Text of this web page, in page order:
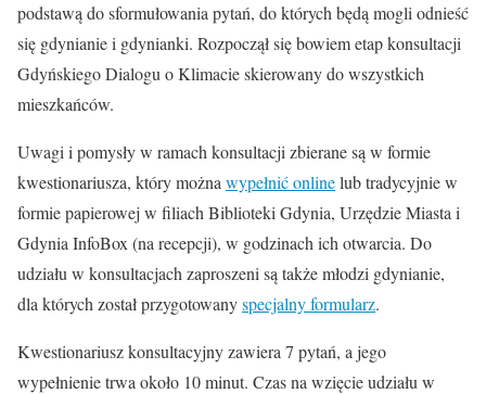
podstawą do sformułowania pytań, do których będą mogli odnieść
się gdynianie i gdynianki. Rozpoczął się bowiem etap konsultacji
Gdyńskiego Dialogu o Klimacie skierowany do wszystkich
mieszkańców.
Uwagi i pomysły w ramach konsultacji zbierane są w formie
kwestionariusza, który można wypełnić onlinelub tradycyjnie w
formie papierowej w filiach Biblioteki Gdynia, Urzędzie Miasta i
Gdynia InfoBox (na recepcji), w godzinach ich otwarcia. Do
udziału w konsultacjach zaproszeni są także młodzi gdynianie,
dla których został przygotowanyspecjalny formularz.
Kwestionariusz konsultacyjny zawiera 7 pytań, a jego
wypełnienie trwa około 10 minut. Czas na wzięcie udziału w